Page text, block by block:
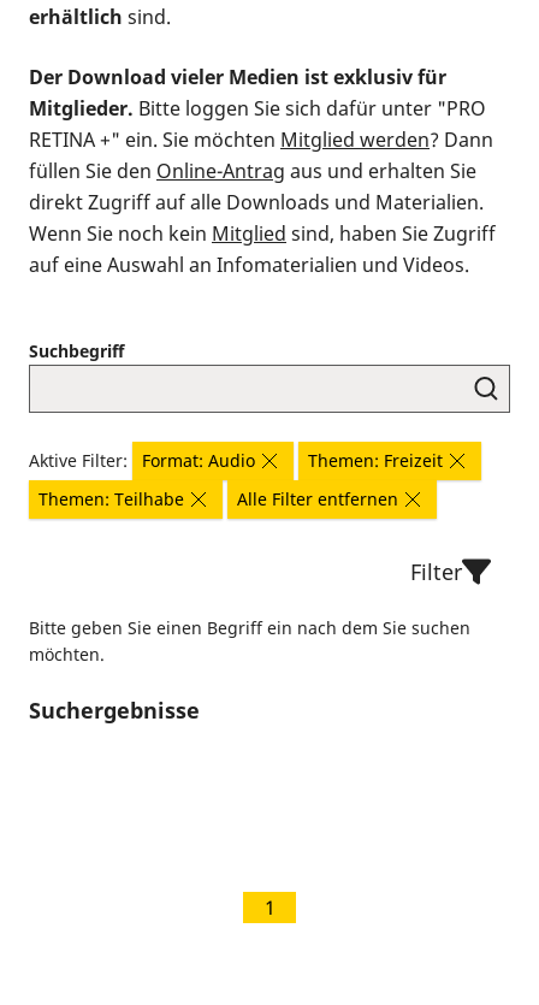
erhältlich sind.
Der Download vieler Medien ist exklusiv für
Mitglieder. Bitte loggen Sie sich dafür unter "PRO
RETINA +" ein. Sie möchten Mitglied werden? Dann
füllen Sie den Online-Antrag aus und erhalten Sie
direkt Zugriff auf alle Downloads und Materialien.
Wenn Sie noch kein Mitglied sind, haben Sie Zugriff
auf eine Auswahl an Infomaterialien und Videos.
Suchbegriff
Aktive Filter: Format: Audio
Themen: Freizeit
Themen: Teilhabe
Alle Filter entfernen
Filter
Bitte geben Sie einen Begriff ein nach dem Sie suchen
möchten.
Suchergebnisse
1